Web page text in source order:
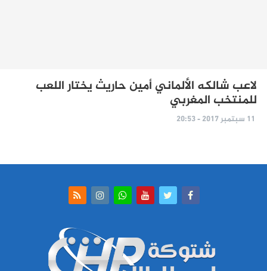
لاعب شالكه الألماني أمين حاريث يختار اللعب
للمنتخب المغربي
11 سبتمبر 2017 - 20:53